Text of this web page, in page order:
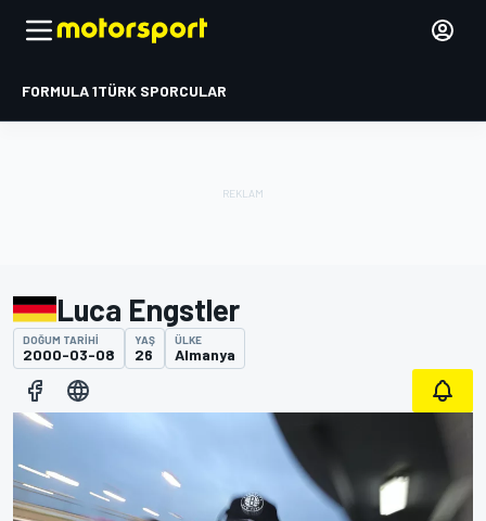
FORMULA 1TÜRK SPORCULAR
Luca Engstler
DOĞUM TARIHI
2000-03-08
YAŞ
26
ÜLKE
Almanya